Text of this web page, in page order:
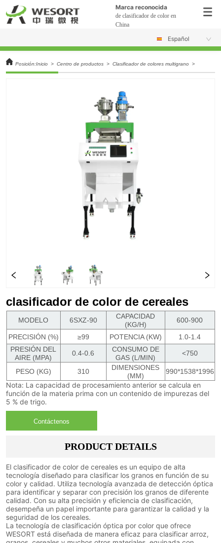
Marca reconocida
de clasificador de color en
China
Español
Posición:Inicio > Centro de productos > Clasificador de colores multigrano >
clasificador de color de cereales
MODELO 6SXZ-90
CAPACIDAD
(KG/H)
600-900
PRECISIÓN (%) ≥99 POTENCIA (KW)
1.0-1.4
PRESIÓN DEL
AIRE (MPA)
0.4-0.6
CONSUMO DE
GAS (L/MIN)
<750
PESO (KG) 310
DIMENSIONES
(MM)
990*1538*1996
Nota: La capacidad de procesamiento anterior se calcula en
función de la materia prima con un contenido de impurezas del
5 % de trigo.
Contáctenos
PRODUCT DETAILS
El clasificador de color de cereales es un equipo de alta
tecnología diseñado para clasificar los granos en función de su
color y calidad. Utiliza tecnología avanzada de detección óptica
para identificar y separar con precisión los granos de diferente
calidad. Con su alta precisión y eficiencia de clasificación,
desempeña un papel importante para garantizar la calidad y la
seguridad de los cereales.
La tecnología de clasificación óptica por color que ofrece
WESORT está diseñada de manera eficaz para clasificar arroz,